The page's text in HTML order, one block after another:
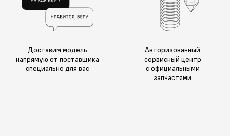
Доставим модель
напрямую от поставщика
специально для вас
Авторизованный
сервисный центр
с официальными
запчастями